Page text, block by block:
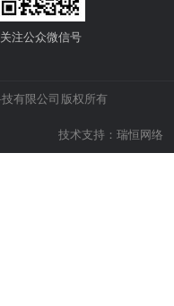
关注公众微信号
有限公司 版权所有
技术支持： 瑞恒网络